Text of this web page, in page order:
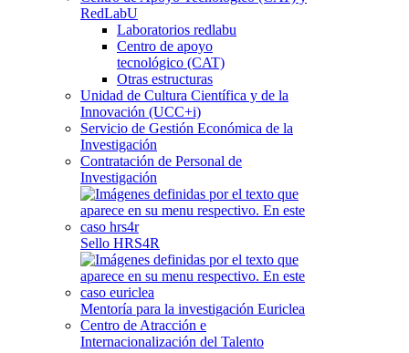
RedLabU
Laboratorios redlabu
Centro de apoyo
tecnológico (CAT)
Otras estructuras
Unidad de Cultura Científica y de la
Innovación (UCC+i)
Servicio de Gestión Económica de la
Investigación
Contratación de Personal de
Investigación
Sello HRS4R
Mentoría para la investigación Euriclea
Centro de Atracción e
Internacionalización del Talento